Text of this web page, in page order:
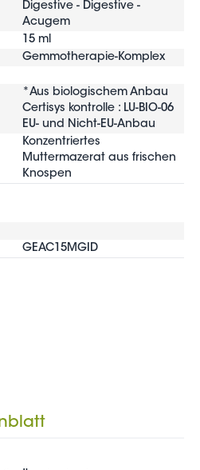
Digestive - Digestive -
Acugem
15 ml
Gemmotherapie-Komplex
*Aus biologischem Anbau
Certisys kontrolle : LU-BIO-06
EU- und Nicht-EU-Anbau
Konzentriertes
Muttermazerat aus frischen
Knospen
GEAC15MGID